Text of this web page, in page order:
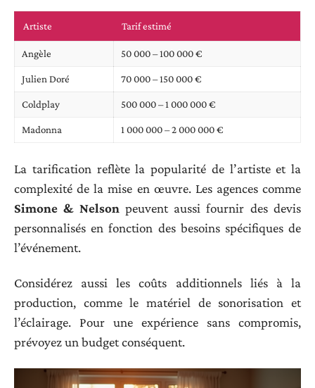
Artiste Tarif estimé
Angèle 50 000 – 100 000 €
Julien Doré 70 000 – 150 000 €
Coldplay 500 000 – 1 000 000 €
Madonna 1 000 000 – 2 000 000 €
La tarification reflète la popularité de l’artiste et la
complexité de la mise en œuvre. Les agences comme
Simone & Nelson peuvent aussi fournir des devis
personnalisés en fonction des besoins spécifiques de
l’événement.
Considérez aussi les coûts additionnels liés à la
production, comme le matériel de sonorisation et
l’éclairage. Pour une expérience sans compromis,
prévoyez un budget conséquent.